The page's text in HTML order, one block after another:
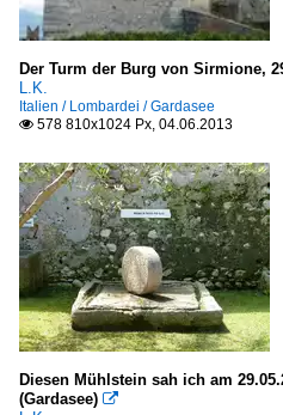
Der Turm der Burg von Sirmione,
L.K.
Italien / Lombardei / Gardasee
 578 810x1024 Px, 04.06.2013
Diesen Mühlstein sah ich am
(Gardasee) 